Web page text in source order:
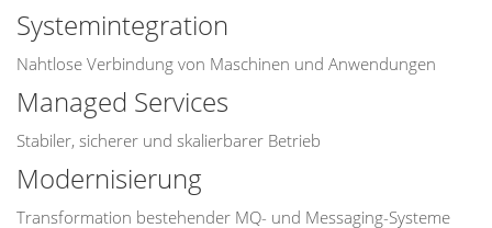
Systemintegration
Nahtlose Verbindung von Maschinen und Anwendungen
Managed Services
Stabiler, sicherer und skalierbarer Betrieb
Modernisierung
Transformation bestehender MQ- und Messaging-Systeme